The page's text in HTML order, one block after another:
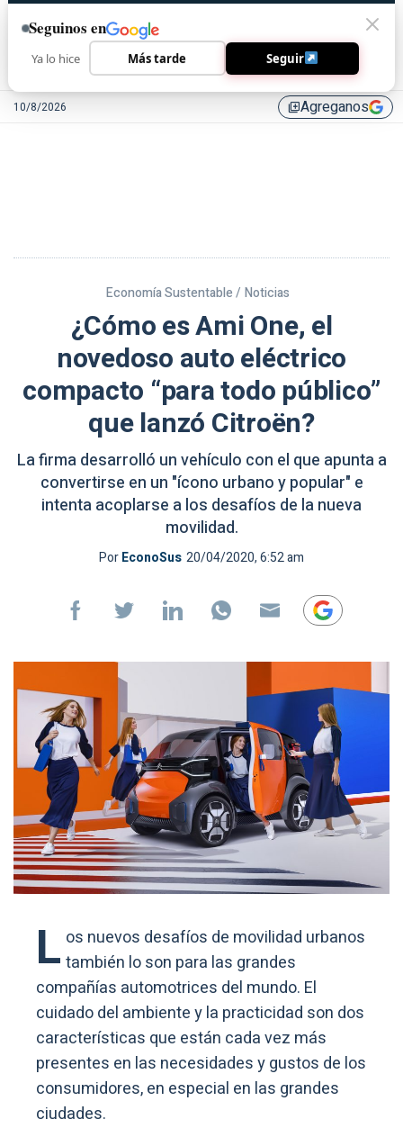
10/8/2026 library_addAgreganos
Economía Sustentable / Noticias
¿Cómo es Ami One, el
novedoso auto eléctrico
compacto “para todo público”
que lanzó Citroën?
La firma desarrolló un vehículo con el que apunta a
convertirse en un "ícono urbano y popular" e
intenta acoplarse a los desafíos de la nueva
movilidad.
PorEconoSus 20/04/2020, 6:52 am
L os nuevos desafíos de movilidad urbanos
también lo son para las grandes
compañías automotrices del mundo. El
cuidado del ambiente y la practicidad son dos
características que están cada vez más
presentes en las necesidades y gustos de los
consumidores, en especial en las grandes
ciudades.
Seguinos en
Ya lo hice Más tarde Seguir